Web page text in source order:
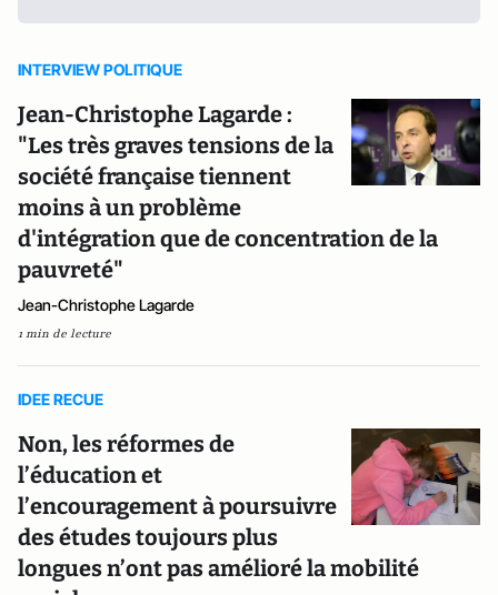
INTERVIEW POLITIQUE
Jean-Christophe Lagarde :
"Les très graves tensions de la
société française tiennent
moins à un problème
d'intégration que de concentration de la
pauvreté"
Jean-Christophe Lagarde
1 min de lecture
IDEE RECUE
Non, les réformes de
l’éducation et
l’encouragement à poursuivre
des études toujours plus
longues n’ont pas amélioré la mobilité